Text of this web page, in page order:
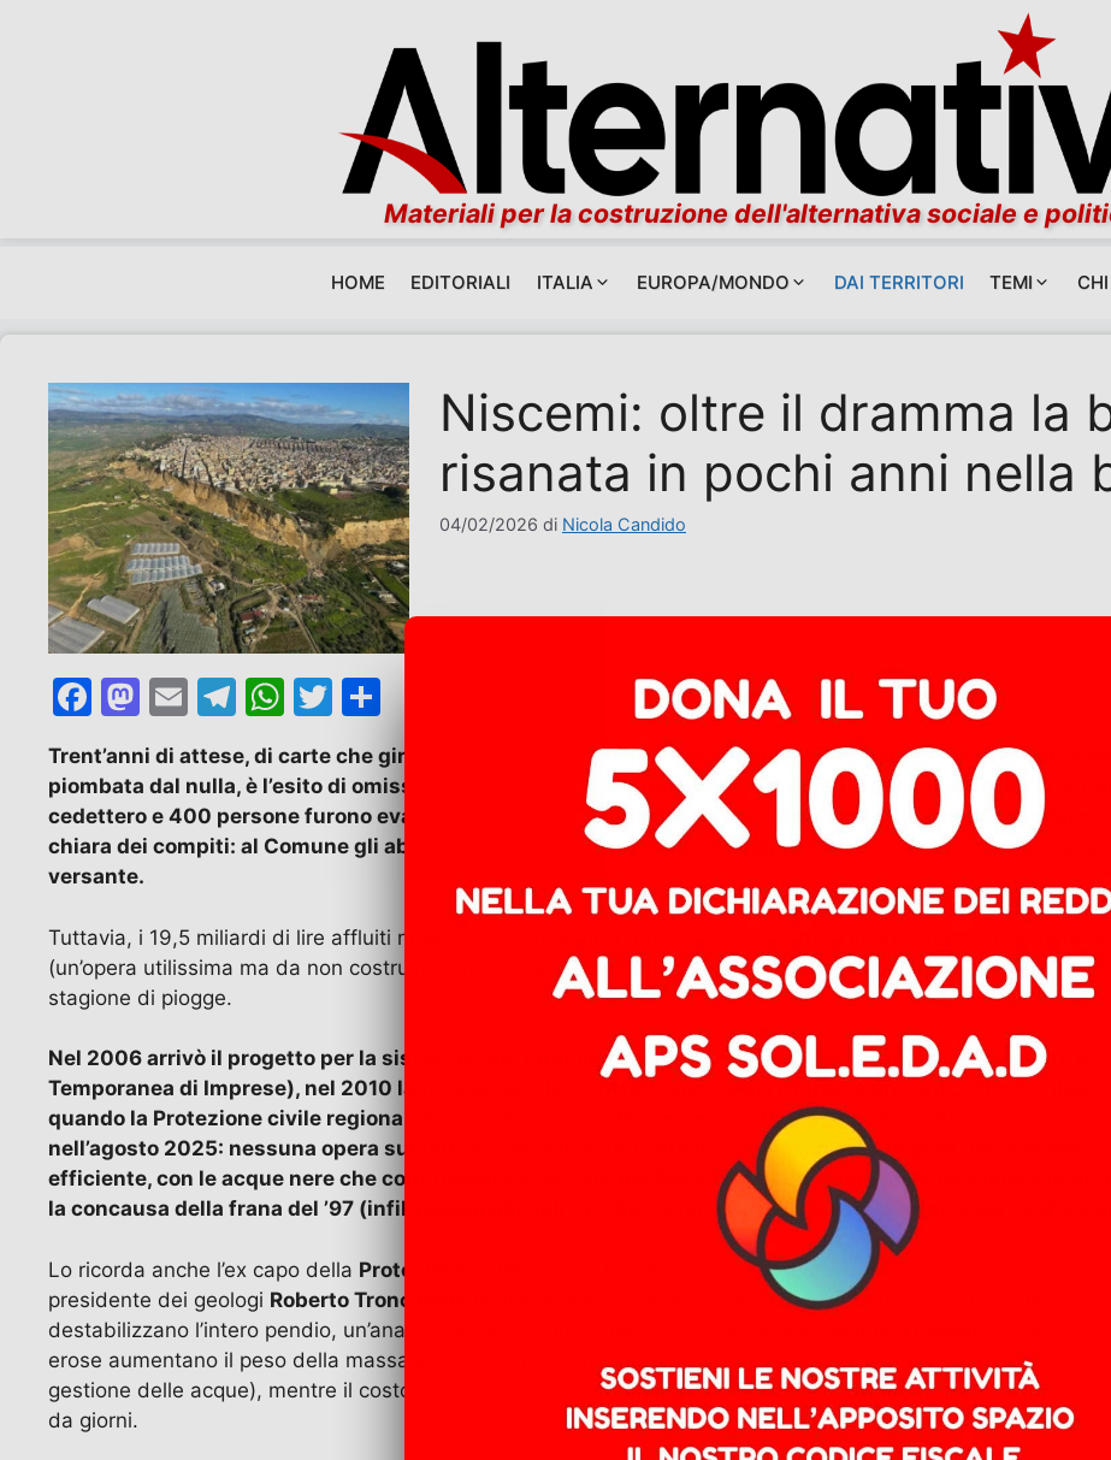
Materiali per la costruzione dell'alternativa sociale e
HOME EDITORIALI ITALIA EUROPA/MONDO DAI TERRITORI TEMI
Niscemi: oltre il dramma la
risanata in pochi anni nella
04/02/2026 di Nicola Candido
F
a
c
e
b
o
o
k
M
a
st
o
d
o
n
E
ai
l
T
el
e
gr
a
W
at
s
A
p
T
w
itt
er
o
n
di
vi
Trent’anni di attese, di carte che girano più veloci delle ruspe e di responsabilità frammentate al punto
piombata dal nulla, è l’esito di omissioni puntualmente documentate, a partire da quella notte del 12
cedettero e 400 persone furono evacuate mentre una commissione tecnico‑scientifica, nominata dal
chiara dei compiti: al Comune gli abbattimenti, la delocalizzazione degli sfollati e i servizi nel nuovo
versante.
Tuttavia, i 19,5 miliardi di lire affluiti nelle casse comunali si tradussero soprattutto in un centro
(un’opera utilissima ma da non costruire con quei finanziamenti), mentre gli sfollati trovarono da soli altri
stagione di piogge.
Nel 2006 arrivò il progetto per la sistemazione idraulica del torrente Benefizio, tre anni dopo l’appalto da
Temporanea di Imprese), nel 2010 la risoluzione del contratto per “gravi ritardi” e un contenzioso
quando la Protezione civile regionale ha rimesso mano all’intervento, stimandolo 14,5 milioni,
nell’agosto 2025: nessuna opera sul terreno nel frattempo, rete di convogliamento in gran parte
efficiente, con le acque nere che continuano a scaricare nel Benefizio e con campioni di rete idrica
la concausa della frana del ’97 (infiltrazioni pluviali e reflue) è rimasta in larga parte intatta per scelta e
Lo ricorda anche l’ex capo della Protezione civile Tuccio D’Urso
, che parla di reti fognarie mai completate e
presidente dei geologi Roberto Troncanelli
ricapitola il meccanismo: collettori mal tenuti e perdite dalle reti
destabilizzano l’intero pendio, un’analisi confermata in termini fisici dalla geologa
, secondo
erose aumentano il peso della massa instabile e ne fanno arretrare la scarpata fino a un nuovo (precario)
gestione delle acque), mentre il costone cede a tratti e la “zona rossa” si allarga, con 1.600 sfollati e due
da giorni.